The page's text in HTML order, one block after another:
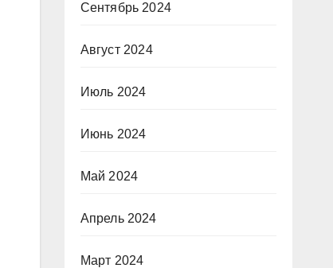
Сентябрь 2024
Август 2024
Июль 2024
Июнь 2024
Май 2024
Апрель 2024
Март 2024